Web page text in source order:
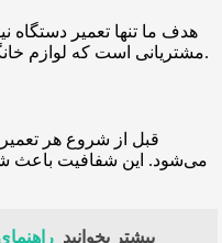
هدف ما تنها تعمیر دستگاه
مشتریانی است که لوازم خانگی بخش جدانشدنی زندگی‌شان است.
قبل از شروع هر
می‌شود. این شفافیت باعث
بیشتر بخوانید